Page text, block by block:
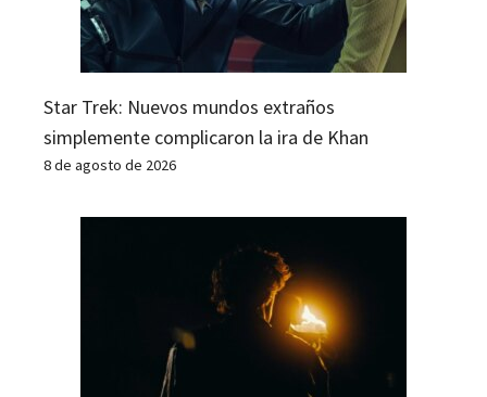
Star Trek: Nuevos mundos extraños
simplemente complicaron la ira de Khan
8 de agosto de 2026